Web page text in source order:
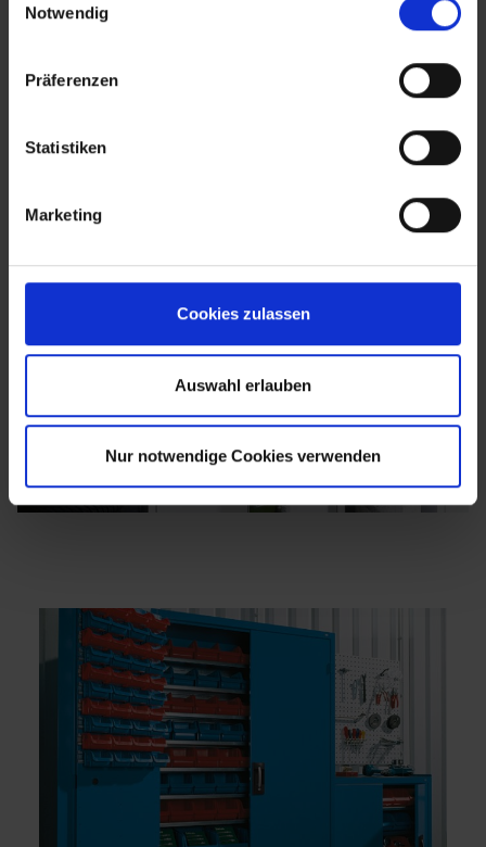
Notwendig
Präferenzen
Statistiken
Marketing
Cookies zulassen
Auswahl erlauben
Nur notwendige Cookies verwenden